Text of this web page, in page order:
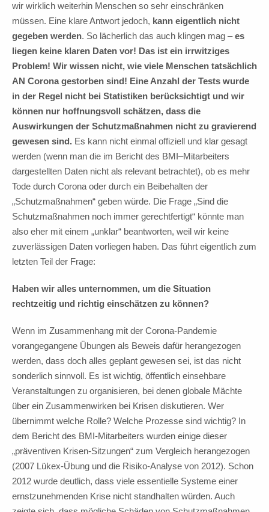
wir wirklich weiterhin Menschen so sehr einschränken
müssen. Eine klare Antwort jedoch, kann eigentlich nicht
gegeben werden. So lächerlich das auch klingen mag –es
liegen keine klaren Daten vor! Das ist ein irrwitziges
Problem! Wir wissen nicht, wie viele Menschen tatsächlich
AN Corona gestorben sind! Eine Anzahl der Tests wurde
in der Regel nicht bei Statistiken berücksichtigt und wir
können nur hoffnungsvoll schätzen, dass die
Auswirkungen der Schutzmaßnahmen nicht zu gravierend
gewesen sind. Es kann nicht einmal offiziell und klar gesagt
werden (wenn man die im Bericht des BMI–Mitarbeiters
dargestellten Daten nicht als relevant betrachtet), ob es mehr
Tode durch Corona oder durch ein Beibehalten der
„Schutzmaßnahmen“ geben würde. Die Frage „Sind die
Schutzmaßnahmen noch immer gerechtfertigt“ könnte man
also eher mit einem „unklar“ beantworten, weil wir keine
zuverlässigen Daten vorliegen haben. Das führt eigentlich zum
letzten Teil der Frage:
Haben wir alles unternommen, um die Situation
rechtzeitig und richtig einschätzen zu können?
Wenn im Zusammenhang mit der Corona-Pandemie
vorangegangene Übungen als Beweis dafür herangezogen
werden, dass doch alles geplant gewesen sei, ist das nicht
sonderlich sinnvoll. Es ist wichtig, öffentlich einsehbare
Veranstaltungen zu organisieren, bei denen globale Mächte
über ein Zusammenwirken bei Krisen diskutieren. Wer
übernimmt welche Rolle? Welche Prozesse sind wichtig? In
dem Bericht des BMI-Mitarbeiters wurden einige dieser
„präventiven Krisen-Sitzungen“ zum Vergleich herangezogen
(2007 Lükex-Übung und die Risiko-Analyse von 2012). Schon
2012 wurde deutlich, dass viele essentielle Systeme einer
ernstzunehmenden Krise nicht standhalten würden. Auch